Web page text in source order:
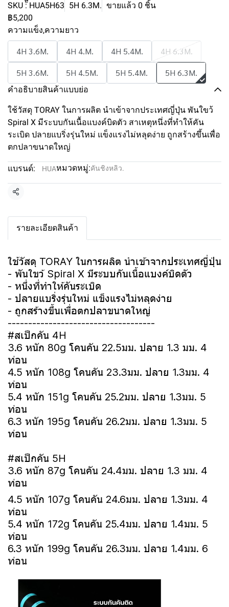
SKU : ็๊HUA5H63 5H 6.3M. ขายแล้ว 0 ชิ้น
฿5,200
ความแข็ง,ความยาว
4H 3.6M. 4H 4.M. 4H 5.4M.
4H 6.3M.
5H 3.6M.
5H 4.5M. 5H 5.4M. 5H 6.3M.
คำอธิบายสินค้าแบบย่อ
ใช้วัสดุ TORAY ในการผลิต นำเข้าจากประเทศญี่ปุ่น พันใขว้
Spiral X มีระบบกันเนื้อแบงค์บิดตัว สาเหตุหนึ่งที่ทำให้คัน
ระเบิด ปลายแบริ่งรุ่นใหม่ แข็งแรงไม่หลุดง่าย ถูกสร้างขึ้นเพื่อ
ตกปลาขนาดใหญ่
แบรนด์: HUAหมวดหมู่:คันชิงหลิว.
แชร์
รายละเอียดสินค้า
ใช้วัสดุ TORAY ในการผลิต นำเข้าจากประเทศญี่ปุ่น
- พันใขว้ Spiral X มีระบบกันเนื้อแบงค์บิดตัว
- หนึ่งที่ทำให้คันระเบิด
- ปลายแบริ่งรุ่นใหม่ แข็งแรงไม่หลุดง่าย
- ถูกสร้างขึ้นเพื่อตกปลาขนาดใหญ่
------------------------------------
#สเป็กคัน 4H
3.6 หนัก 80g โคนคัน 22.5มม. ปลาย 1.3 มม. 4
ท่อน
4.5 หนัก 108g โคนคัน 23.3มม. ปลาย 1.3มม. 4
ท่อน
5.4 หนัก 151g โคนคัน 25.2มม. ปลาย 1.3มม. 5
ท่อน
6.3 หนัก 195g โคนคัน 26.2มม. ปลาย 1.3มม. 5
ท่อน
#สเป็กคัน 5H
3.6 หนัก 87g โคนคัน 24.4มม. ปลาย 1.3 มม. 4
ท่อน
4.5 หนัก 107g โคนคัน 24.6มม. ปลาย 1.3มม. 4
ท่อน
5.4 หนัก 172g โคนคัน 25.4มม. ปลาย 1.4มม. 5
ท่อน
6.3 หนัก 199g โคนคัน 26.3มม. ปลาย 1.4มม. 6
ท่อน